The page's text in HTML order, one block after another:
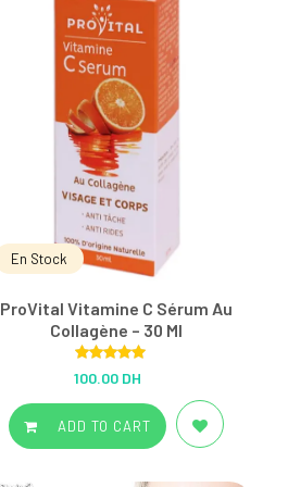
En Stock
ProVital Vitamine C Sérum Au
Collagène – 30 Ml
Rated 5.00
out of 5
100.00 DH
ADD TO CART